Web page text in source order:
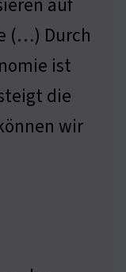
(…) Durch
ist
die
wir